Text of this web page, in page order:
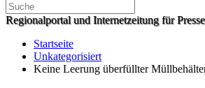
Regionalportal und Internetzeitung für
Startseite
Unkategorisiert
Keine Leerung überfüllter